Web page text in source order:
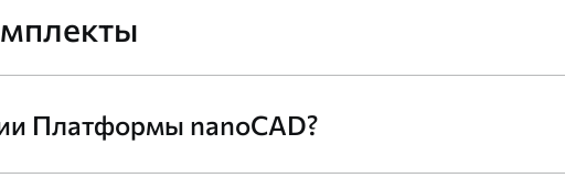
Платформы nanoCAD?